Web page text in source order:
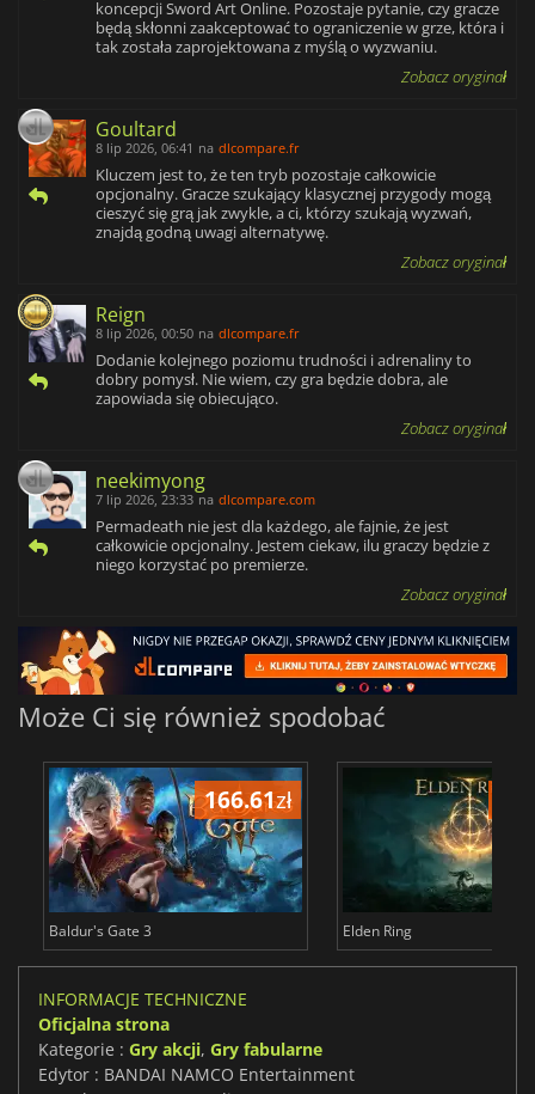
koncepcji Sword Art Online. Pozostaje pytanie, czy gracze
będą skłonni zaakceptować to ograniczenie w grze, która i
tak została zaprojektowana z myślą o wyzwaniu.
Zobacz oryginał
Goultard
8 lip 2026, 06:41 na dlcompare.fr
Kluczem jest to, że ten tryb pozostaje całkowicie
opcjonalny. Gracze szukający klasycznej przygody mogą
cieszyć się grą jak zwykle, a ci, którzy szukają wyzwań,
znajdą godną uwagi alternatywę.
Zobacz oryginał
Reign
8 lip 2026, 00:50 na dlcompare.fr
Dodanie kolejnego poziomu trudności i adrenaliny to
dobry pomysł. Nie wiem, czy gra będzie dobra, ale
zapowiada się obiecująco.
Zobacz oryginał
neekimyong
7 lip 2026, 23:33 na dlcompare.com
Permadeath nie jest dla każdego, ale fajnie, że jest
całkowicie opcjonalny. Jestem ciekaw, ilu graczy będzie z
niego korzystać po premierze.
Zobacz oryginał
Może Ci się również spodobać
166.61zł
Baldur's Gate 3 Elden Ring
INFORMACJE TECHNICZNE
Oficjalna strona
Kategorie : Gry akcji, Gry fabularne
Edytor : BANDAI NAMCO Entertainment